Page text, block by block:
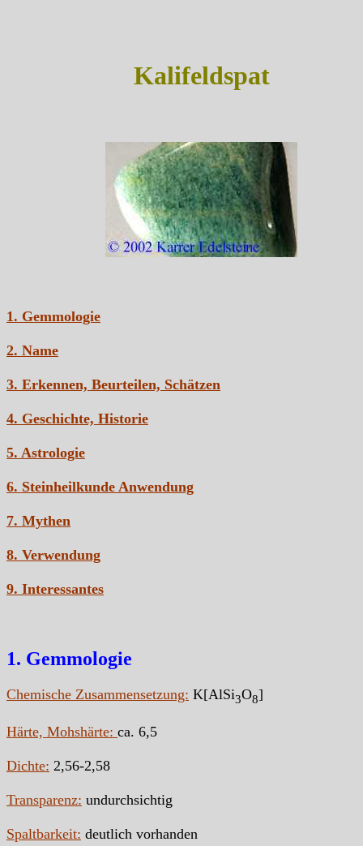
Kalifeldspat
1. Gemmologie
2. Name
3. Erkennen, Beurteilen, Schätzen
4. Geschichte, Historie
5. Astrologie
6. Steinheilkunde Anwendung
7. Mythen
8. Verwendung
9. Interessantes
1. Gemmologie
Chemische Zusammensetzung: K[AlSi3O8]
Härte, Mohshärte: ca. 6,5
Dichte: 2,56-2,58
Transparenz: undurchsichtig
Spaltbarkeit: deutlich vorhanden